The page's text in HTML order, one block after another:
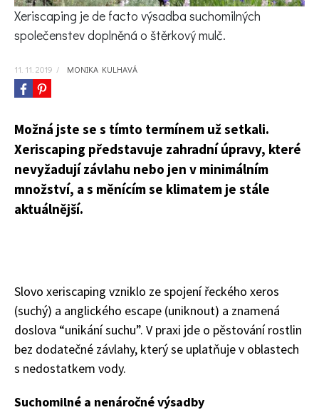
KVÍZY A TESTY
Xeriscaping je de facto výsadba suchomilných
společenstev doplněná o štěrkový mulč.
11. 11. 2019 / MONIKA KULHAVÁ
Možná jste se s tímto termínem už setkali.
Xeriscaping představuje zahradní úpravy, které
nevyžadují závlahu nebo jen v minimálním
množství, a s měnícím se klimatem je stále
aktuálnější.
Slovo xeriscaping vzniklo ze spojení řeckého xeros
(suchý) a anglického escape (uniknout) a znamená
doslova “unikání suchu”. V praxi jde o pěstování rostlin
bez dodatečné závlahy, který se uplatňuje v oblastech
s nedostatkem vody.
Suchomilné a nenáročné výsadby